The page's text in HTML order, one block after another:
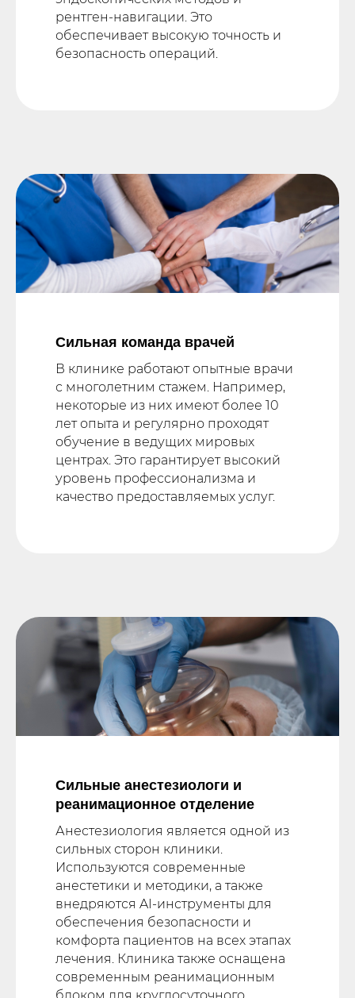
рентген-навигации. Это
обеспечивает высокую точность и
безопасность операций.
Сильная команда врачей
В клинике работают опытные врачи
с многолетним стажем. Например,
некоторые из них имеют более 10
лет опыта и регулярно проходят
обучение в ведущих мировых
центрах. Это гарантирует высокий
уровень профессионализма и
качество предоставляемых услуг.
Сильные анестезиологи и
реанимационное отделение
Анестезиология является одной из
сильных сторон клиники.
Используются современные
анестетики и методики, а также
внедряются AI-инструменты для
обеспечения безопасности и
комфорта пациентов на всех этапах
лечения. Клиника также оснащена
современным реанимационным
блоком для круглосуточного